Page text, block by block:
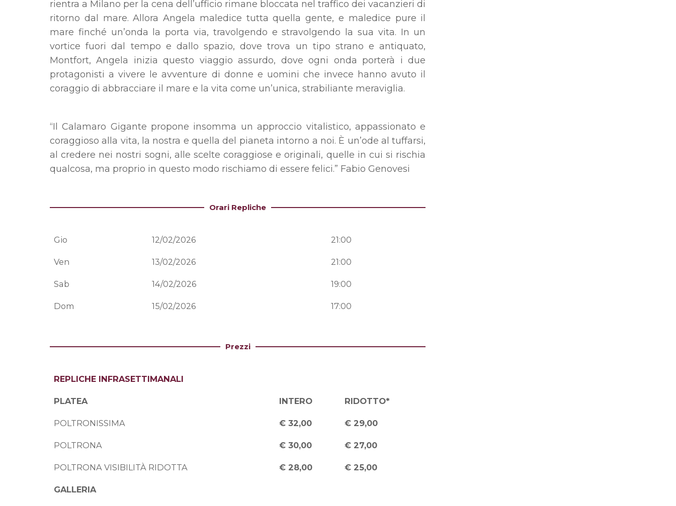
rientra a Milano per la cena dell’ufficio rimane bloccata nel traffico dei vacanzieri di
ritorno dal mare. Allora Angela maledice tutta quella gente, e maledice pure il
mare finché un’onda la porta via, travolgendo e stravolgendo la sua vita. In un
vortice fuori dal tempo e dallo spazio, dove trova un tipo strano e antiquato,
Montfort, Angela inizia questo viaggio assurdo, dove ogni onda porterà i due
protagonisti a vivere le avventure di donne e uomini che invece hanno avuto il
coraggio di abbracciare il mare e la vita come un’unica, strabiliante meraviglia.
“Il Calamaro Gigante propone insomma un approccio vitalistico, appassionato e
coraggioso alla vita, la nostra e quella del pianeta intorno a noi. È un’ode al tuffarsi,
al credere nei nostri sogni, alle scelte coraggiose e originali, quelle in cui si rischia
qualcosa, ma proprio in questo modo rischiamo di essere felici.” Fabio Genovesi
Orari Repliche
Gio 12/02/2026 21:00
Ven 13/02/2026 21:00
Sab 14/02/2026 19:00
Dom 15/02/2026 17:00
Prezzi
REPLICHE INFRASETTIMANALI
PLATEA INTERO RIDOTTO*
POLTRONISSIMA € 32,00 € 29,00
POLTRONA € 30,00 € 27,00
POLTRONA VISIBILITÀ RIDOTTA € 28,00 € 25,00
GALLERIA